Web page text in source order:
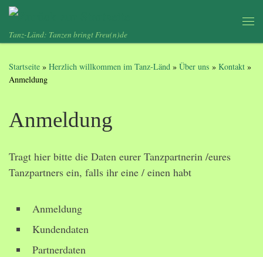
Zum Inhalt springen
Tanz-Länd: Tanzen bringt Freu(n)de
Startseite » Herzlich willkommen im Tanz-Länd » Über uns » Kontakt »
Anmeldung
Anmeldung
Tragt hier bitte die Daten eurer Tanzpartnerin /eures
Tanzpartners ein, falls ihr eine / einen habt
Anmeldung
Kundendaten
Partnerdaten